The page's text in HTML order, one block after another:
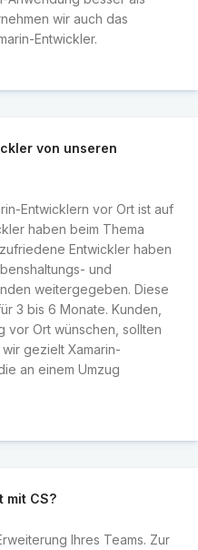
wir auch das
Entwickler.
von unseren
Entwicklern vor Ort ist auf
haben beim Thema
Entwickler haben
und
weitergegeben. Diese
3 bis 6 Monate. Kunden,
vor Ort wünschen, sollten
gezielt Xamarin-
an einem Umzug
mit CS?
Ihres Teams. Zur